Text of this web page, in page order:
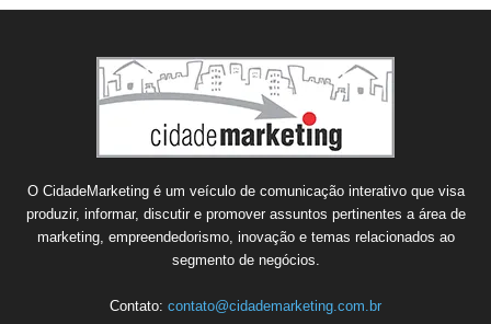
O CidadeMarketing é um veículo de comunicação interativo que visa
produzir, informar, discutir e promover assuntos pertinentes a área de
marketing, empreendedorismo, inovação e temas relacionados ao
segmento de negócios.
Contato: contato@cidademarketing.com.br